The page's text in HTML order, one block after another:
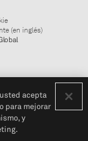
(en inglés)
acepta
para mejorar
y